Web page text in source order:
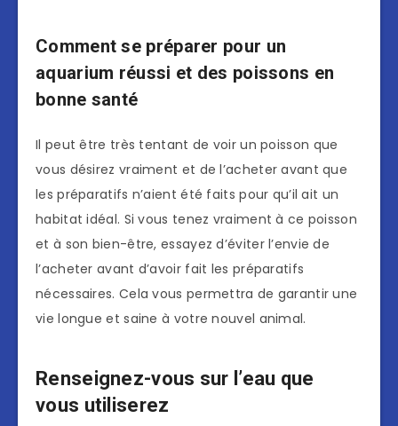
Comment se préparer pour un
aquarium réussi et des poissons en
bonne santé
Il peut être très tentant de voir un poisson que
vous désirez vraiment et de l’acheter avant que
les préparatifs n’aient été faits pour qu’il ait un
habitat idéal. Si vous tenez vraiment à ce poisson
et à son bien-être, essayez d’éviter l’envie de
l’acheter avant d’avoir fait les préparatifs
nécessaires. Cela vous permettra de garantir une
vie longue et saine à votre nouvel animal.
Renseignez-vous sur l’eau que
vous utiliserez